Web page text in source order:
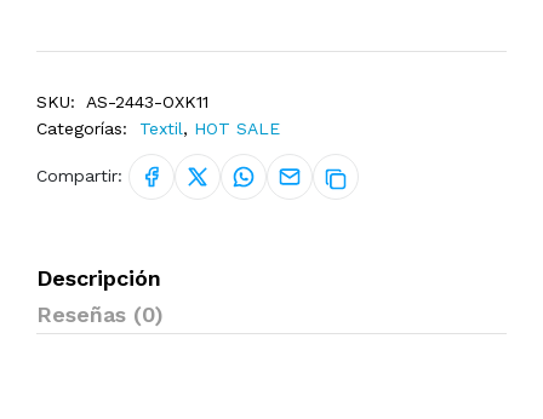
SKU:
AS-2443-OXK11
Categorías:
Textil, HOT SALE
Compartir:
Descripción
Reseñas (0)